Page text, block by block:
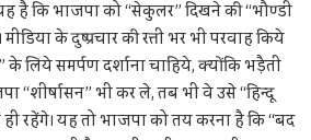
है कि भाजपा को “सेकुलर” दिखने की “भौण्डी
के दुष्प्रचार की रत्ती भर भी परवाह किये
के लिये समर्पण दर्शाना चाहिये, क्योंकि भड़ैती
“शीर्षासन” भी कर ले, तब भी वे उसे “हिन्दू
रहेंगे। यह तो भाजपा को तय करना है कि “बद